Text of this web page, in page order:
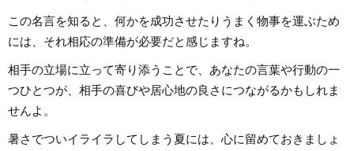
この名言を知ると、何かを成功させたりうまく物事を運ぶため
には、それ相応の準備が必要だと感じますね。
相手の立場に立って寄り添うことで、あなたの言葉や行動の一
つひとつが、相手の喜びや居心地の良さにつながるかもしれま
せんよ。
暑さでついイライラしてしまう夏には、心に留めておきましょ